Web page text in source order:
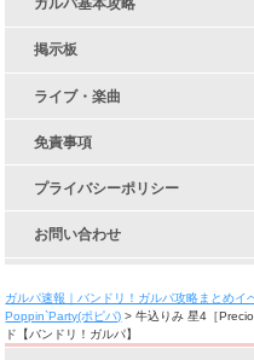
ガルパ基本攻略
掲示板
ライブ・楽曲
免責事項
プライバシーポリシー
お問い合わせ
ガルパ速報｜バンドリ！ガルパ攻略まとめイ
Poppin`Party(ポピパ) >牛込りみ 星4［
ド【バンドリ！ガルパ】